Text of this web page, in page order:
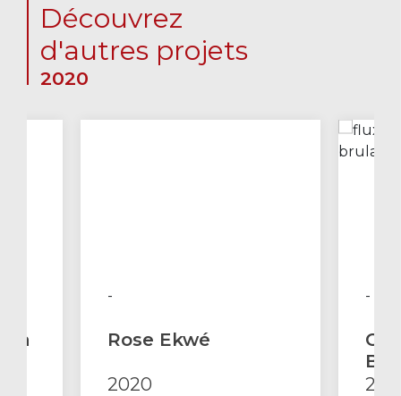
Découvrez
d'autres projets
2020
-
Rose Ekwé
2020
-